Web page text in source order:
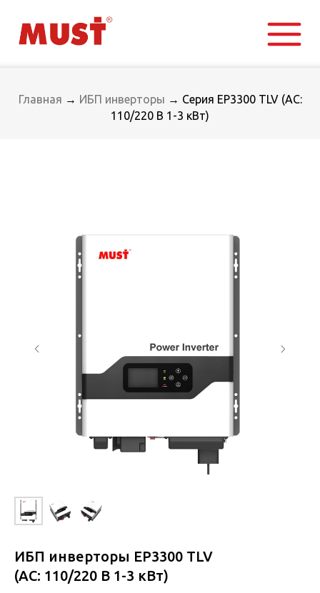
Главная → ИБП инверторы → Серия EP3300 TLV (AC:
110/220 В 1-3 кВт)
ИБП инверторы EP3300 TLV
(AC: 110/220 В 1-3 кВт)